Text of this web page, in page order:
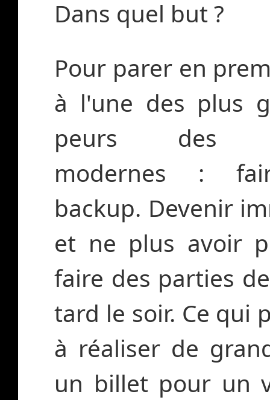
Dans quel but ?
Pour parer en
à l'une des plus
peurs des
modernes :
backup. Devenir
et ne plus avoir
faire des parties
tard le soir. Ce qui
à réaliser de
un billet pour un